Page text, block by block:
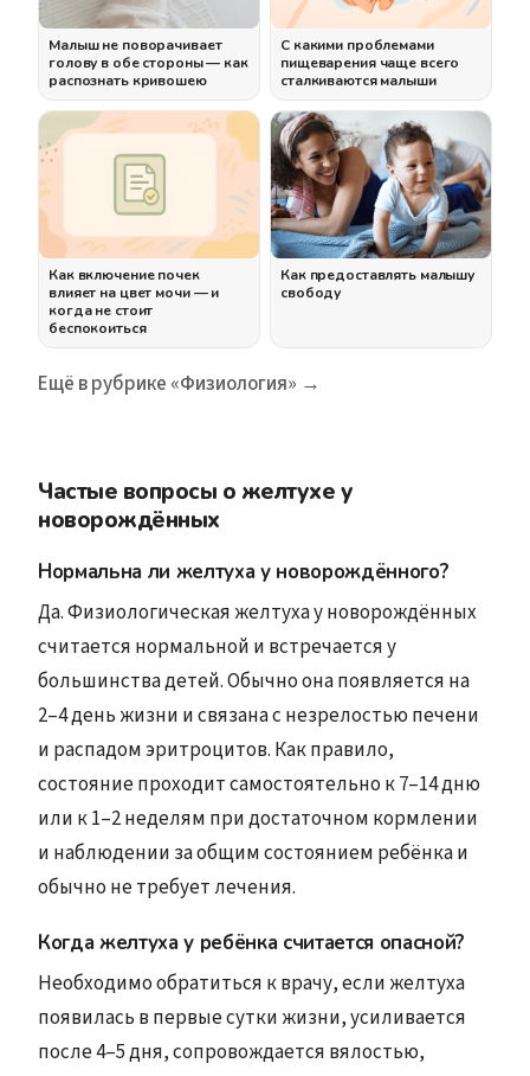
Малыш не поворачивает
голову в обе стороны — как
распознать кривошею
С какими проблемами
пищеварения чаще всего
сталкиваются малыши
Как включение почек
влияет на цвет мочи — и
когда не стоит
беспокоиться
Как предоставлять малышу
свободу
Ещё в рубрике «Физиология» →
Частые вопросы о желтухе у
новорождённых
Нормальна ли желтуха у новорождённого?
Да. Физиологическая желтуха у новорождённых
считается нормальной и встречается у
большинства детей. Обычно она появляется на
2–4 день жизни и связана с незрелостью печени
и распадом эритроцитов. Как правило,
состояние проходит самостоятельно к 7–14 дню
или к 1–2 неделям при достаточном кормлении
и наблюдении за общим состоянием ребёнка и
обычно не требует лечения.
Когда желтуха у ребёнка считается опасной?
Необходимо обратиться к врачу, если желтуха
появилась в первые сутки жизни, усиливается
после 4–5 дня, сопровождается вялостью,